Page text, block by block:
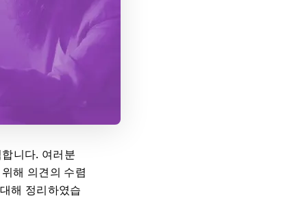
니다. 여러분
해 의견의 수렴
해 정리하였습